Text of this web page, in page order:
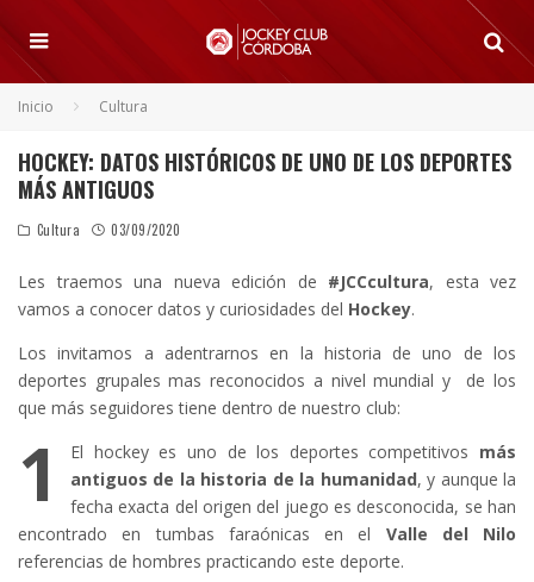
Inicio Cultura
HOCKEY: DATOS HISTÓRICOS DE UNO DE LOS DEPORTES
MÁS ANTIGUOS
Cultura 03/09/2020
Les traemos una nueva edición de #JCCcultura, esta vez
vamos a conocer datos y curiosidades del Hockey.
Los invitamos a adentrarnos en la historia de uno de los
deportes grupales mas reconocidos a nivel mundial y de los
que más seguidores tiene dentro de nuestro club:
1 El hockey es uno de los deportes competitivos más
antiguos de la historia de la humanidad, y aunque la
fecha exacta del origen del juego es desconocida, se han
encontrado en tumbas faraónicas en el Valle del Nilo
referencias de hombres practicando este deporte.